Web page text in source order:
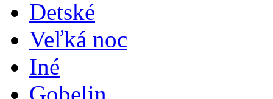
Detské
Veľká noc
Iné
Gobelin